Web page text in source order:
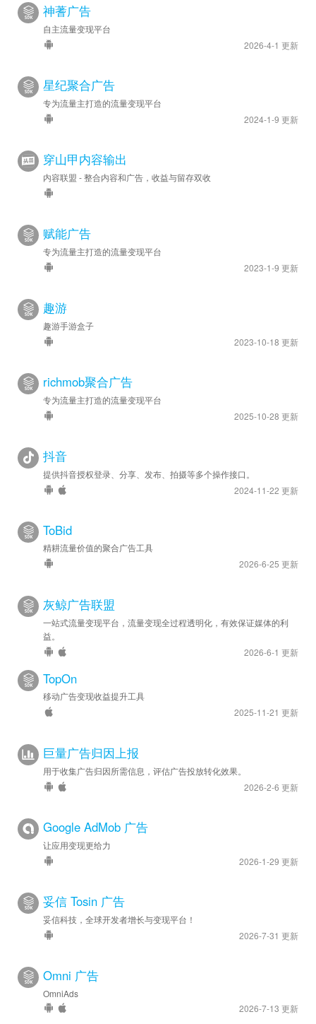
神蓍广告
自主流量变现平台
2026-4-1 更新
星纪聚合广告
专为流量主打造的流量变现平台
2024-1-9 更新
穿山甲内容输出
内容联盟 - 整合内容和广告，收益与留存双收
赋能广告
专为流量主打造的流量变现平台
2023-1-9 更新
趣游
趣游手游盒子
2023-10-18 更新
richmob聚合广告
专为流量主打造的流量变现平台
2025-10-28 更新
抖音
提供抖音授权登录、分享、发布、拍摄等多个操作接口。
2024-11-22 更新
ToBid
精耕流量价值的聚合广告工具
2026-6-25 更新
灰鲸广告联盟
一站式流量变现平台，流量变现全过程透明化，有效保证媒体的利
益。
2026-6-1 更新
TopOn
移动广告变现收益提升工具
2025-11-21 更新
巨量广告归因上报
用于收集广告归因所需信息，评估广告投放转化效果。
2026-2-6 更新
Google AdMob 广告
让应用变现更给力
2026-1-29 更新
妥信 Tosin 广告
妥信科技，全球开发者增长与变现平台！
2026-7-31 更新
Omni 广告
OmniAds
2026-7-13 更新